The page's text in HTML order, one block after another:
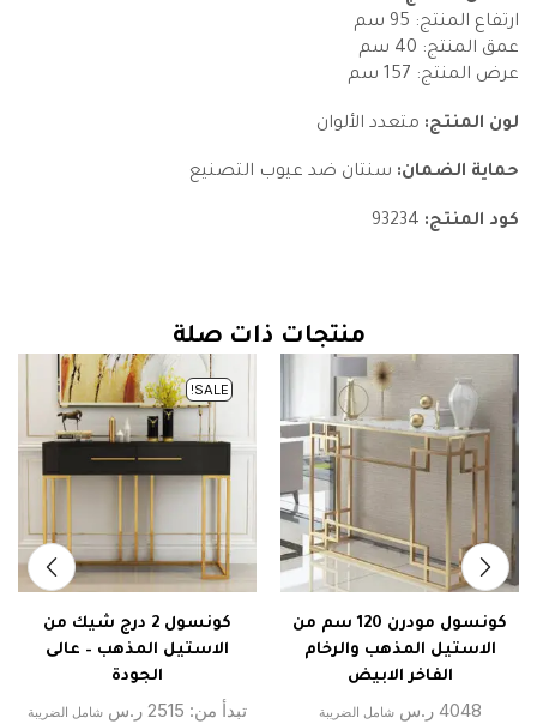
ارتفاع المنتج: 95 سم
عمق المنتج: 40 سم
عرض المنتج: 157 سم
لون المنتج: متعدد الألوان
حماية الضمان: سنتان ضد عيوب التصنيع
كود المنتج:
منتجات ذات صلة
كونسول مودرن 120 سم من
الاستيل المذهب والرخام
الفاخر الابيض
4048 ر.س شامل الضريبة
SALE!
كونسول 2 درج شيك من
الاستيل المذهب – عالى
الجودة
تبدأ من: 2515 ر.س شامل الضريبة